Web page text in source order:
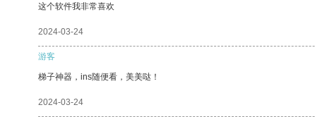
这个软件我非常喜欢
2024-03-24
游客
梯子神器，ins随便看，美美哒！
2024-03-24